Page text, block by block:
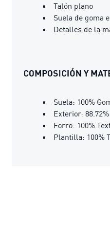
Talón plano
Suela de goma
Detalles de la
COMPOSICIÓN Y
Suela: 100%
Exterior:
Forro: 100%
Plantilla: 100%